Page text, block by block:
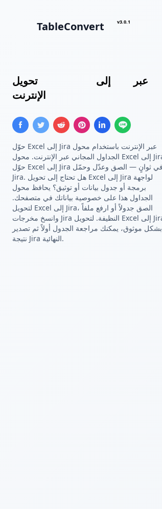
TableConvert v3.0.1
إلى
الإنترنت
حوّل Excel إلى Jira عبر الإنترنت باستخدام محول
الجداول المجاني عبر الإنترنت. محول Excel إلى Jira:
حوّل Excel إلى Jira في ثوانٍ — الصق وعدّل وحمّل
Jira. هل تحتاج إلى تحويل Excel إلى Jira لواجهة
برمجة أو جدول بيانات أو توثيق؟ يحافظ محول
الجداول هذا على خصوصية بياناتك في متصفحك.
لتحويل Excel إلى Jira، الصق جدولاً أو ارفع ملفاً
وانسخ مخرجات Jira النظيفة. لتحويل Excel إلى Jira
بشكل موثوق، يمكنك مراجعة الجدول أولاً ثم تصدير
نتيجة Jira النهائية.